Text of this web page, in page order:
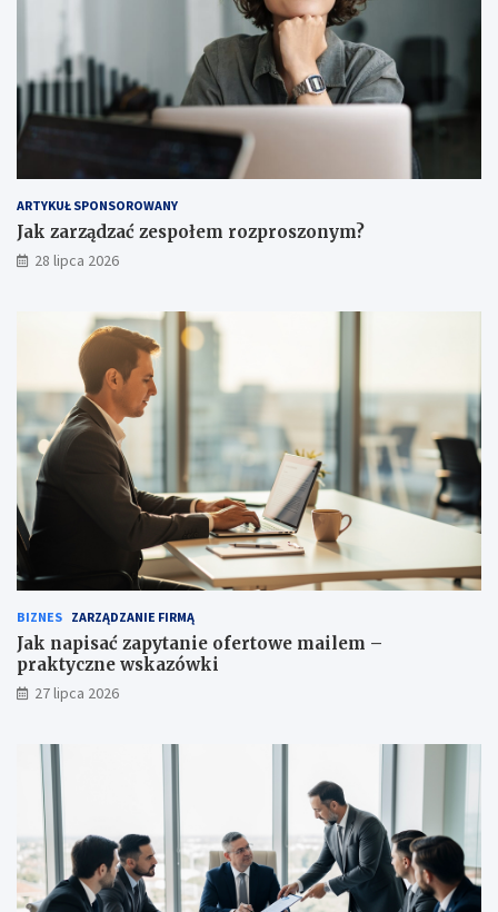
ARTYKUŁ SPONSOROWANY
Jak zarządzać zespołem rozproszonym?
28 lipca 2026
BIZNES ZARZĄDZANIE FIRMĄ
Jak napisać zapytanie ofertowe mailem –
praktyczne wskazówki
27 lipca 2026